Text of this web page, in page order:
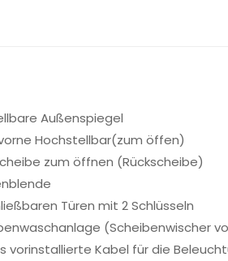
Außenspiegel
Hochstellbar(zum öffen)
zum öffnen (Rückscheibe)
Türen mit 2 Schlüsseln
(Scheibenwischer
vorinstallierte Kabel für die